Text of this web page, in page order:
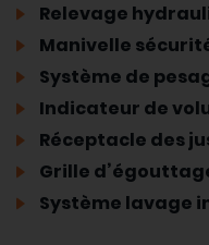
Relevage
Manivelle
Système de
Indicateur de
Réceptacle des
Grille
Système lavage